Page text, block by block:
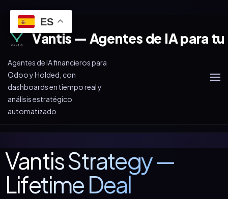
Vantis — Agentes de IA para tu
Agentes de IA financieros para
Odoo y Holded, con
dashboards en tiempo real y
análisis estratégico
automatizado.
Vantis Strategy —
Lifetime Deal
ES